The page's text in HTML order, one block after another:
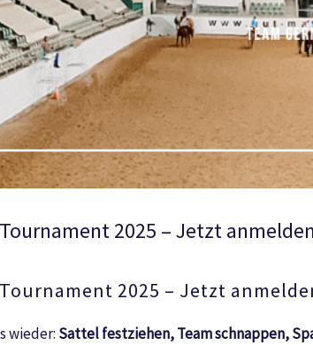
2025 – Jetzt
2025 – Jetzt
wieder: Sattel festziehen, Team schnappen,